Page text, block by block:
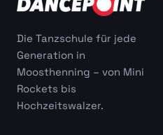
Die Tanzschule für jede
Generation in
Moosthenning – von Mini
Rockets bis
Hochzeitswalzer.